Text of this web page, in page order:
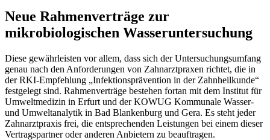
Neue Rahmenverträge zur
mikrobiologischen Wasseruntersuchung
Diese gewährleisten vor allem, dass sich der Untersuchungsumfang
genau nach den Anforderungen von Zahnarztpraxen richtet, die in
der RKI-Empfehlung „Infektionsprävention in der Zahnheilkunde“
festgelegt sind. Rahmenverträge bestehen fortan mit dem Institut für
Umweltmedizin in Erfurt und der KOWUG Kommunale Wasser-
und Umweltanalytik in Bad Blankenburg und Gera. Es steht jeder
Zahnarztpraxis frei, die entsprechenden Leistungen bei einem dieser
Vertragspartner oder anderen Anbietern zu beauftragen.